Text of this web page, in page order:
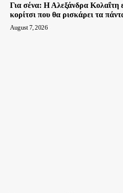
Για σένα: Η Αλεξάνδρα Κολαΐτη
κορίτσι που θα ρισκάρει τα
August 7, 2026